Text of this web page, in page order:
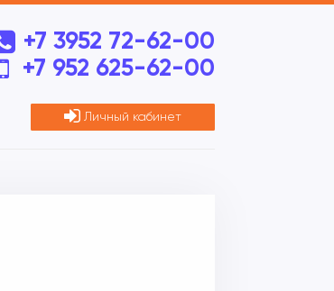
+7 3952 72-62-00
+7 952 625-62-00
Личный кабинет